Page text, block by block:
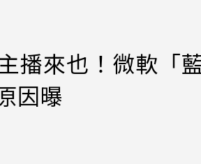
播來也！微軟「
因曝